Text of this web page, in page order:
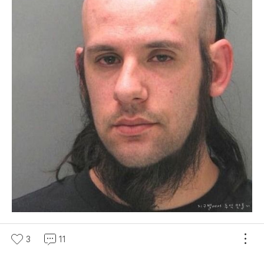
가장 특이한 헤어 스타일
3 11